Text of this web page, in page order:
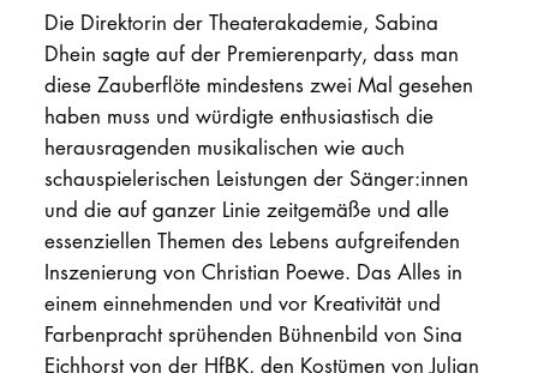
Die Direktorin der Theaterakademie, Sabina
Dhein sagte auf der Premierenparty, dass man
diese Zauberflöte mindestens zwei Mal gesehen
haben muss und würdigte enthusiastisch die
herausragenden musikalischen wie auch
schauspielerischen Leistungen der Sänger:innen
und die auf ganzer Linie zeitgemäße und alle
essenziellen Themen des Lebens aufgreifenden
Inszenierung von Christian Poewe. Das Alles in
einem einnehmenden und vor Kreativität und
Farbenpracht sprühenden Bühnenbild von Sina
Eichhorst von der HfBK, den Kostümen von Julian
Online-